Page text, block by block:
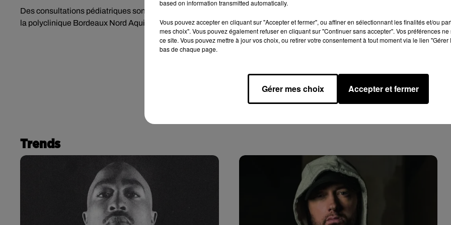
Des consultations pédiatriques sont aussi assurées sur rendez-vous entre 8h et 20h les samedis, dimanches et jours fériés
la polyclinique Bordeaux Nord Aquitaine.
Trends
based on information transmitted automatically.
Vous pouvez accepter en cliquant sur "Accepter et fermer", ou affiner en sélectionnant les finalités et/ou
mes choix". Vous pouvez également refuser en cliquant sur "Continuer sans accepter". Vos préférences
ce site. Vous pouvez mettre à jour vos choix, ou retirer votre consentement à tout moment via le lien
bas de chaque page.
Gérer mes choix Accepter et fermer